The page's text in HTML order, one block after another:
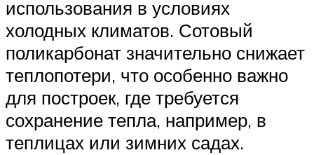
использования в условиях
холодных климатов. Сотовый
поликарбонат значительно снижает
теплопотери, что особенно важно
для построек, где требуется
сохранение тепла, например, в
теплицах или зимних садах.